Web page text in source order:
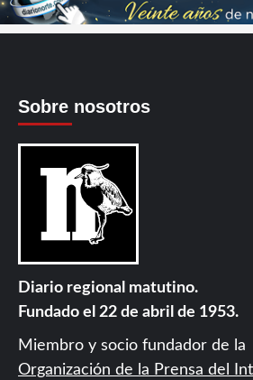
Sobre nosotros
Diario regional matutino.
Fundado el 22 de abril de 1953.
Miembro y socio fundador de la
Organización de la Prensa del